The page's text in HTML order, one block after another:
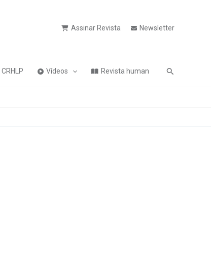
Assinar Revista Newsletter
CRHLP Vídeos Revista human Pesquisa